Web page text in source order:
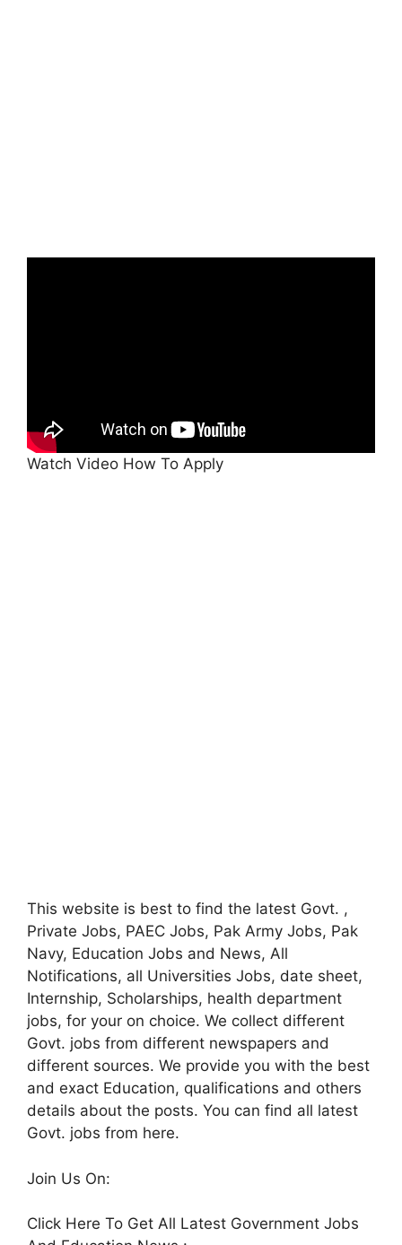
Watch Video How To Apply
This website is best to find the latest Govt. ,
Private Jobs, PAEC Jobs, Pak Army Jobs, Pak
Navy, Education Jobs and News, All
Notifications, all Universities Jobs, date sheet,
Internship, Scholarships, health department
jobs, for your on choice. We collect different
Govt. jobs from different newspapers and
different sources. We provide you with the best
and exact Education, qualifications and others
details about the posts. You can find all latest
Govt. jobs from here.
Join Us On:
Click Here To Get All Latest Government Jobs